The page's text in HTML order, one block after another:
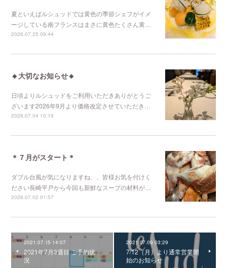
夏といえばルシュッドでは黄色の季節シェフがイメ
ージしている南フランスはまさに黄色たくさん黄…
2026.07.25 09:44
🔸大切なお知らせ🔸
日頃よりルシュッドをご利用いただきありがとうご
ざいます2026年9月より価格改定させていただき…
2026.07.04 10:19
＊７月がスタート＊
ダブル台風が気になりますね、、皆様お気を付けく
ださい長崎平戸から今回も新鮮なスープの材料が…
2026.07.02 01:57
2021.07.15 14:07
2021年7月3週目 ご予約状
況
2021.07.09 03:29
7/12（月）より通常営業開
始のお知らせ